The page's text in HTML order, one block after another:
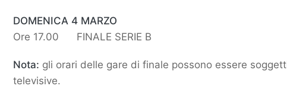
DOMENICA 4 MARZO
Ore 17.00 FINALE SERIE B
Nota: gli orari delle gare di finale possono essere
televisive.